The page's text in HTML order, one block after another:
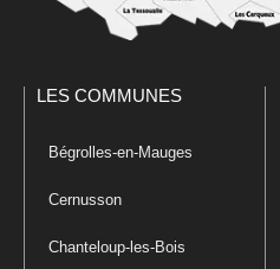
LES COMMUNES
Bégrolles-en-Mauges
Cernusson
Chanteloup-les-Bois